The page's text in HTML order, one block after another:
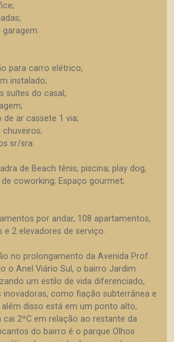
garagem.
para carro elétrico;
instalado;
suítes do casal;
ar cassete 1 via;
sr/sra.
de Beach tênis; piscina; play dog,
coworking; Espaço gourmet;
por andar, 108 apartamentos,
e 2 elevadores de serviço.
no prolongamento da Avenida Prof.
o Anel Viário Sul, o bairro Jardim
um estilo de vida diferenciado,
como fiação subterrânea e
além disso está em um ponto alto,
2ºC em relação ao restante da
do bairro é o parque Olhos